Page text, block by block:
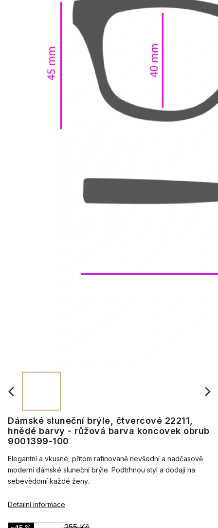
Dámské sluneční brýle, čtvercové 22211,
hnědé barvy - růžová barva koncovek obrub
9001399-100
Elegantní a vkusné, přitom rafinovaně nevšední a nadčasově
moderní dámské sluneční brýle. Podtrhnou styl a dodají na
sebevědomí každé ženy.
Detailní informace